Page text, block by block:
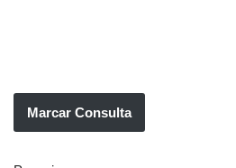
Marcar Consulta